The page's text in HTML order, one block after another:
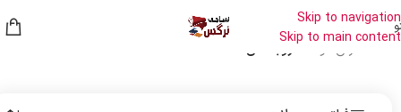
Skip to navigation
Skip to main content
سفارش دوخت / روبالشتی